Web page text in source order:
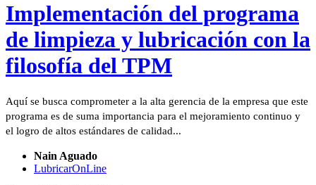
Implementación del programa
de limpieza y lubricación con la
filosofía del TPM
Aquí se busca comprometer a la alta gerencia de la empresa que este
programa es de suma importancia para el mejoramiento continuo y
el logro de altos estándares de calidad...
Nain Aguado
LubricarOnLine